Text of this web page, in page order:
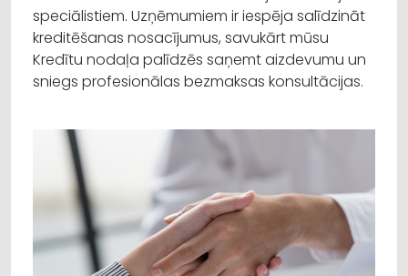
speciālistiem. Uzņēmumiem ir iespēja salīdzināt
kreditēšanas nosacījumus, savukārt mūsu
Kredītu nodaļa palīdzēs saņemt aizdevumu un
sniegs profesionālas bezmaksas konsultācijas.